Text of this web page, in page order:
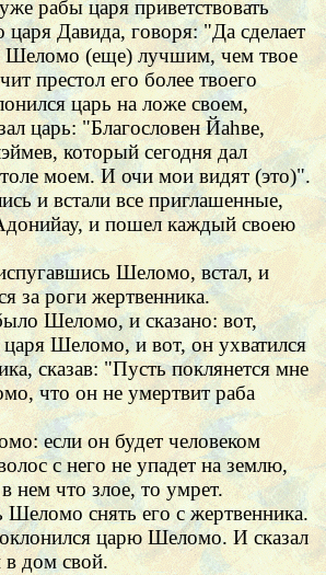
рабы царя приветствовать
царя Давида, говоря: "Да сделает
Шеломо (еще) лучшим, чем твое
престол его более твоего
царь на ложе своем,
царь: "Благословен Йаhве,
который сегодня дал
моем. И очи мои видят (это)".
и встали все приглашенные,
и пошел каждый своею
Шеломо, встал, и
за роги жертвенника.
Шеломо, и сказано: вот,
Шеломо, и вот, он ухватился
сказав: "Пусть поклянется мне
что он не умертвит раба
если он будет человеком
с него не упадет на землю,
нем что злое, то умрет.
Шеломо снять его с жертвенника.
царю Шеломо. И сказал
дом свой.